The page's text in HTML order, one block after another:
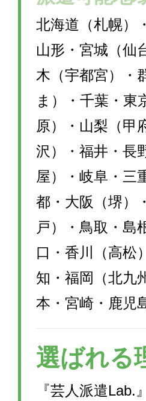
北海道（札幌）
山形・宮城（仙
木（宇都宮）・
ま）・千葉・東
原）・山梨（甲
沢）・福井・長
屋）・岐阜・三
都・大阪（堺）
戸）・鳥取・島
口・香川（高松
知・福岡（北九
本・宮崎・鹿児
選ばれる
『芸人派遣